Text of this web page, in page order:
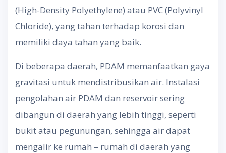
(High-Density Polyethylene) atau PVC (Polyvinyl
Chloride), yang tahan terhadap korosi dan
memiliki daya tahan yang baik.
Di beberapa daerah, PDAM memanfaatkan gaya
gravitasi untuk mendistribusikan air. Instalasi
pengolahan air PDAM dan reservoir sering
dibangun di daerah yang lebih tinggi, seperti
bukit atau pegunungan, sehingga air dapat
mengalir ke rumah – rumah di daerah yang